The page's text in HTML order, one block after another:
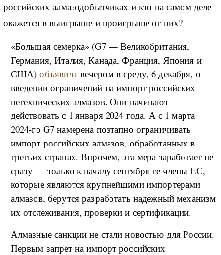
российских алмазодобытчиках и кто на самом деле
окажется в выигрыше и проигрыше от них?
«Большая семерка» (G7 — Великобритания,
Германия, Италия, Канада, Франция, Япония и
США)объявила вечером в среду, 6 декабря, о
введении ограничений на импорт российских
нетехнических алмазов. Они начинают
действовать с 1 января 2024 года. А с 1 марта
2024-го G7 намерена поэтапно ограничивать
импорт российских алмазов, обработанных в
третьих странах. Впрочем, эта мера заработает не
сразу — только к началу сентября те члены ЕС,
которые являются крупнейшими импортерами
алмазов, берутся разработать надежный механизм
их отслеживания, проверки и сертификации.
Алмазные санкции не стали новостью для России.
Первым запрет на импорт российских